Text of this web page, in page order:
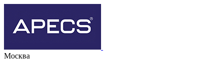
Москва